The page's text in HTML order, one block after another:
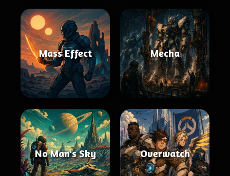
Mass Effect Mecha
No Man's Sky Overwatch